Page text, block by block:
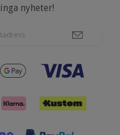
inga nyheter!